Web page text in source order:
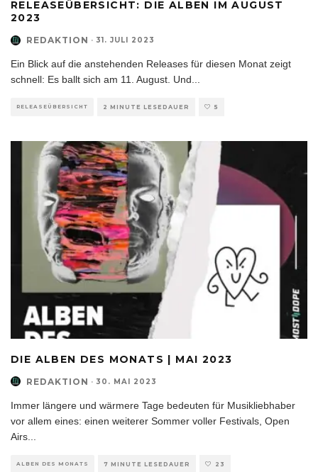
RELEASEÜBERSICHT: DIE ALBEN IM AUGUST
2023
REDAKTION · 31. JULI 2023
Ein Blick auf die anstehenden Releases für diesen Monat zeigt
schnell: Es ballt sich am 11. August. Und...
RELEASEÜBERSICHT 2 MINUTE LESEDAUER 5
DIE ALBEN DES MONATS | MAI 2023
REDAKTION · 30. MAI 2023
Immer längere und wärmere Tage bedeuten für Musikliebhaber
vor allem eines: einen weiterer Sommer voller Festivals, Open
Airs
ALBEN DES MONATS 7 MINUTE LESEDAUER 23